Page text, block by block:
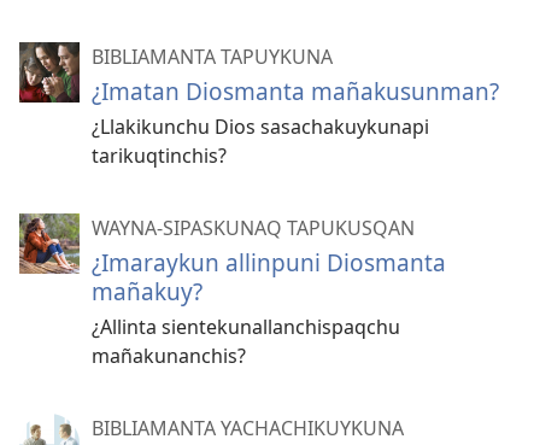
BIBLIAMANTA TAPUYKUNA
¿Imatan Diosmanta mañakusunman?
¿Llakikunchu Dios sasachakuykunapi
tarikuqtinchis?
WAYNA-SIPASKUNAQ TAPUKUSQAN
¿Imaraykun allinpuni Diosmanta
mañakuy?
¿Allinta sientekunallanchispaqchu
mañakunanchis?
BIBLIAMANTA YACHACHIKUYKUNA